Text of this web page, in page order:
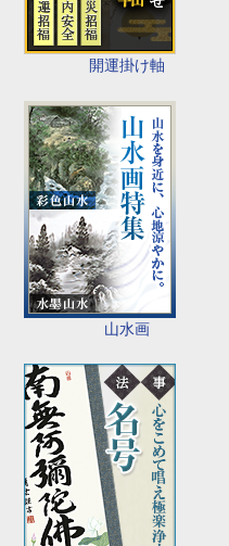
開運掛け軸
山水画